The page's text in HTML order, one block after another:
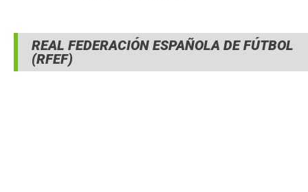
REAL FEDERACIÓN ESPAÑOLA DE FÚTBOL
(RFEF)